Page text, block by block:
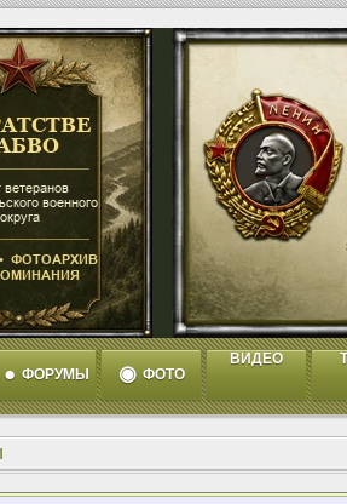
● ФОРУМЫ ◉ ФОТО
ВИДЕО